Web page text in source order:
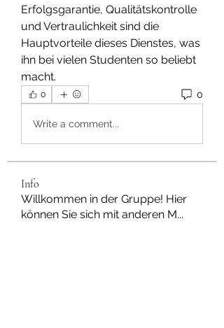
Erfolgsgarantie, Qualitätskontrolle
und Vertraulichkeit sind die
Hauptvorteile dieses Dienstes, was
ihn bei vielen Studenten so beliebt
macht.
0 0
Write a comment...
Info
Willkommen in der Gruppe! Hier
können Sie sich mit anderen M...